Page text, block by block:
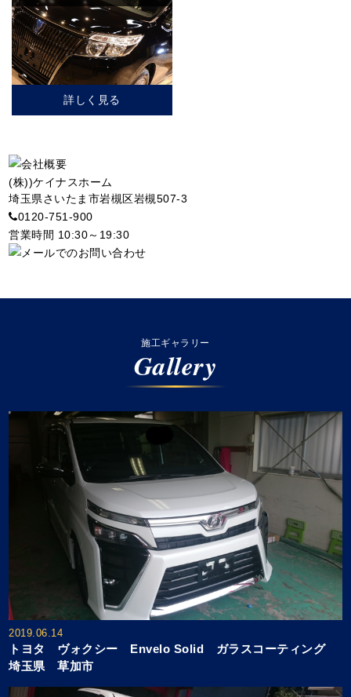
詳しく見る
(株))ケイナスホーム
埼玉県さいたま市岩槻区岩槻507-3
0120-751-900
営業時間 10:30～19:30
施工ギャラリー
Gallery
2019.06.14
トヨタ ヴォクシー Envelo Solid ガラスコーティング
埼玉県 草加市